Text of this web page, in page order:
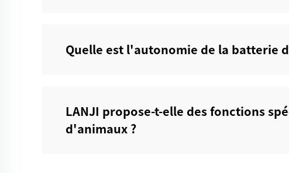
Quelle est l'autonomie de la batterie
LANJI propose-t-elle des fonctions
d'animaux ?‌